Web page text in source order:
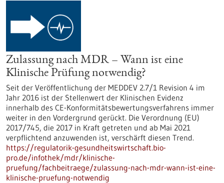
Zulassung nach MDR – Wann ist eine
Klinische Prüfung notwendig?
Seit der Veröffentlichung der MEDDEV 2.7/1 Revision 4 im
Jahr 2016 ist der Stellenwert der Klinischen Evidenz
innerhalb des CE-Konformitätsbewertungsverfahrens immer
weiter in den Vordergrund gerückt. Die Verordnung (EU)
2017/745, die 2017 in Kraft getreten und ab Mai 2021
verpflichtend anzuwenden ist, verschärft diesen Trend.
https://regulatorik-gesundheitswirtschaft.bio-
pro.de/infothek/mdr/klinische-
pruefung/fachbeitraege/zulassung-nach-mdr-wann-ist-eine-
klinische-pruefung-notwendig